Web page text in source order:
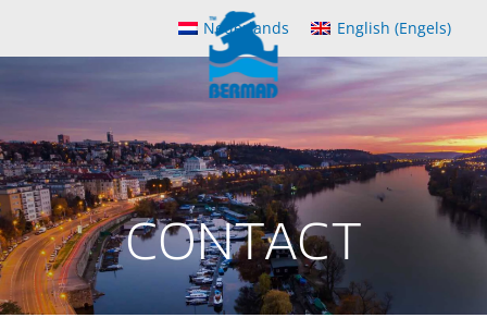
Skip
content
Nederlands English (Engels)
CONTACT